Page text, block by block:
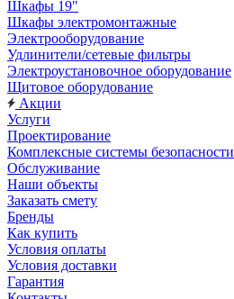
Шкафы 19"
Шкафы электромонтажные
Электрооборудование
Удлинители/сетевые фильтры
Электроустановочное оборудование
Щитовое оборудование
Акции
Услуги
Проектирование
Комплексные системы безопасности
Обслуживание
Наши объекты
Заказать смету
Бренды
Как купить
Условия оплаты
Условия доставки
Гарантия